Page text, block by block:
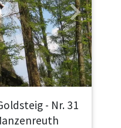
Next
- Nr. 31